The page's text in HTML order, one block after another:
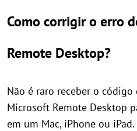
Como corrigir o erro
Remote Desktop?
Não é raro receber o
Microsoft Remote Desktop
em um Mac, iPhone ou